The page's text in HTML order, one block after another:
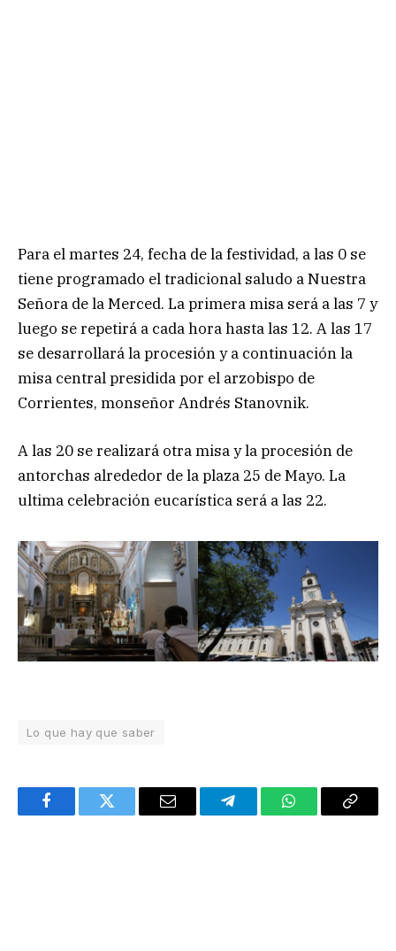
Para el martes 24, fecha de la festividad, a las 0 se
tiene programado el tradicional saludo a Nuestra
Señora de la Merced. La primera misa será a las 7 y
luego se repetirá a cada hora hasta las 12. A las 17
se desarrollará la procesión y a continuación la
misa central presidida por el arzobispo de
Corrientes, monseñor Andrés Stanovnik.
A las 20 se realizará otra misa y la procesión de
antorchas alrededor de la plaza 25 de Mayo. La
ultima celebración eucarística será a las 22.
Lo que hay que saber
FacebookTwitter Email TelegramWhatsAppCopy